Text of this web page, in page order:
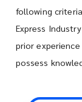
following
Express
prior
possess